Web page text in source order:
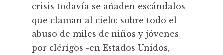
crisis todavía se añaden escándalos
que claman al cielo: sobre todo el
abuso de miles de niños y jóvenes
por clérigos -en Estados Unidos,